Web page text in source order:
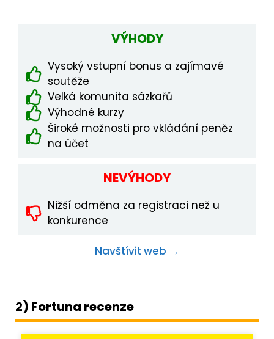
VÝHODY
Vysoký vstupní bonus a zajímavé
soutěže
Velká komunita sázkařů
Výhodné kurzy
Široké možnosti pro vkládání peněz
na účet
NEVÝHODY
Nižší odměna za registraci než u
konkurence
Navštívit web →
2) Fortuna recenze